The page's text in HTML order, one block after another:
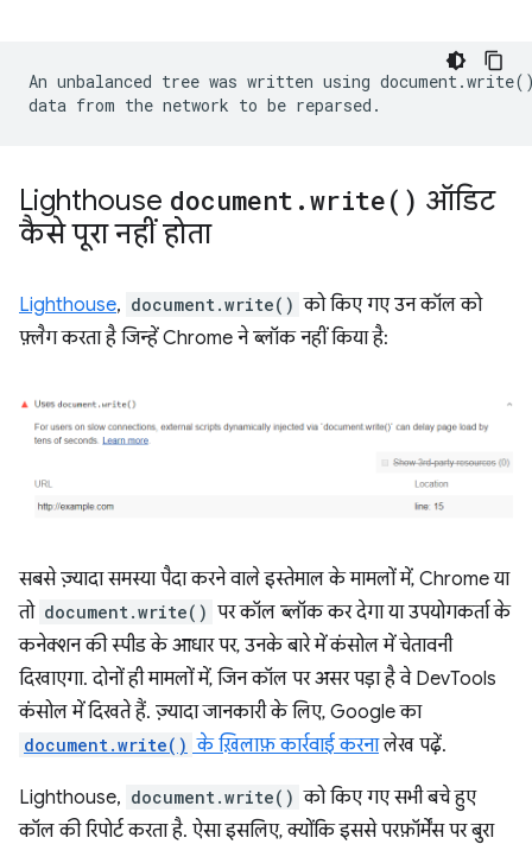
An unbalanced tree was written using
Lighthouse document .write( ) ऑडिट
कैसे पूरा नहीं होता
Lighthouse, document.write() को किए गए उन कॉल को
फ़्लैग करता है जिन्हें Chrome ने ब्लॉक नहीं किया है:
सबसे ज़्यादा समस्या पैदा करने वाले इस्तेमाल के मामलों में, Chrome या
तो document.write() पर कॉल ब्लॉक कर देगा या उपयोगकर्ता के
कनेक्शन की स्पीड के आधार पर, उनके बारे में कंसोल में चेतावनी
दिखाएगा. दोनों ही मामलों में, जिन कॉल पर असर पड़ा है वे DevTools
कंसोल में दिखते हैं. ज़्यादा जानकारी के लिए, Google का
document.write() के ख़िलाफ़ कार्रवाई करनालेख पढ़ें.
Lighthouse, document.write() को किए गए सभी बचे हुए
कॉल की रिपोर्ट करता है. ऐसा इसलिए, क्योंकि इससे परफ़ॉर्मेंस पर बुरा